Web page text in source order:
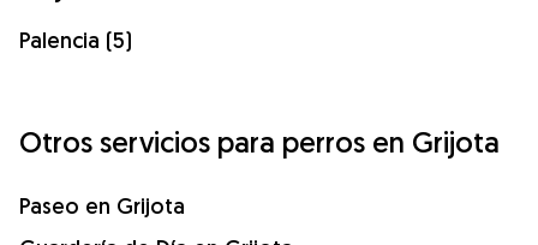
Palencia (5)
Otros servicios para perros en Grijota
Paseo en Grijota